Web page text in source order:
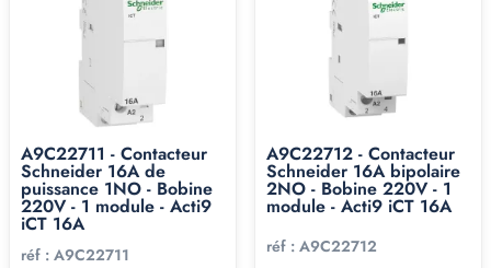
A9C22711 - Contacteur
Schneider 16A de
puissance 1NO - Bobine
220V - 1 module - Acti9
iCT 16A
réf : A9C22711
A9C22712 - Contacteur
Schneider 16A bipolaire
2NO - Bobine 220V - 1
module - Acti9 iCT 16A
réf : A9C22712